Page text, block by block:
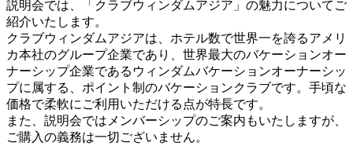
説明会では、「クラブウィンダムアジア」の魅力についてご
紹介いたします。
クラブウィンダムアジアは、ホテル数で世界一を誇るアメリ
カ本社のグループ企業であり、世界最大のバケーションオー
ナーシップ企業であるウィンダムバケーションオーナーシッ
プに属する、ポイント制のバケーションクラブです。手頃な
価格で柔軟にご利用いただける点が特長です。
また、説明会ではメンバーシップのご案内もいたしますが、
ご購入の義務は一切ございません。